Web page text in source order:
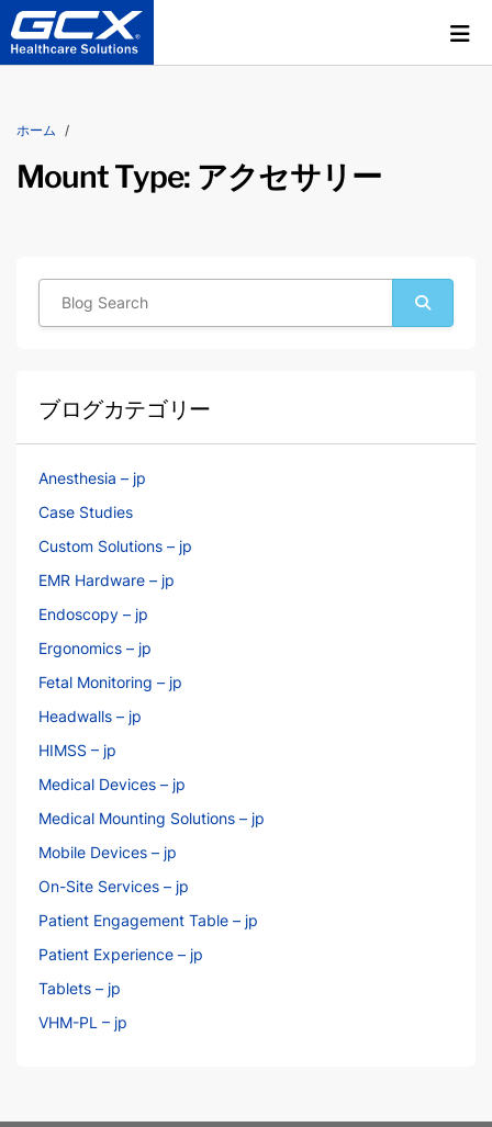
ホーム
Mount Type: アクセサリー
ブログカテゴリー
Anesthesia – jp
Case Studies
Custom Solutions – jp
EMR Hardware – jp
Endoscopy – jp
Ergonomics – jp
Fetal Monitoring – jp
Headwalls – jp
HIMSS – jp
Medical Devices – jp
Medical Mounting Solutions – jp
Mobile Devices – jp
On-Site Services – jp
Patient Engagement Table – jp
Patient Experience – jp
Tablets – jp
VHM-PL – jp